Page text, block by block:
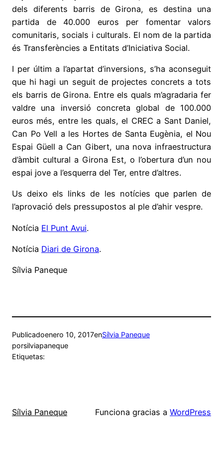
dels diferents barris de Girona, es destina una
partida de 40.000 euros per fomentar valors
comunitaris, socials i culturals. El nom de la partida
és Transferències a Entitats d’Iniciativa Social.
I per últim a l’apartat d’inversions, s’ha aconseguit
que hi hagi un seguit de projectes concrets a tots
els barris de Girona. Entre els quals m’agradaria fer
valdre una inversió concreta global de 100.000
euros més, entre les quals, el CREC a Sant Daniel,
Can Po Vell a les Hortes de Santa Eugènia, el Nou
Espai Güell a Can Gibert, una nova infraestructura
d’àmbit cultural a Girona Est, o l’obertura d’un nou
espai jove a l’esquerra del Ter, entre d’altres.
Us deixo els links de les notícies que parlen de
l’aprovació dels pressupostos al ple d’ahir vespre.
Notícia El Punt Avui.
Notícia Diari de Girona.
Sílvia Paneque
Publicadoenero 10, 2017enSílvia Paneque
porsilviapaneque
Etiquetas:
Sílvia Paneque Funciona gracias a WordPress